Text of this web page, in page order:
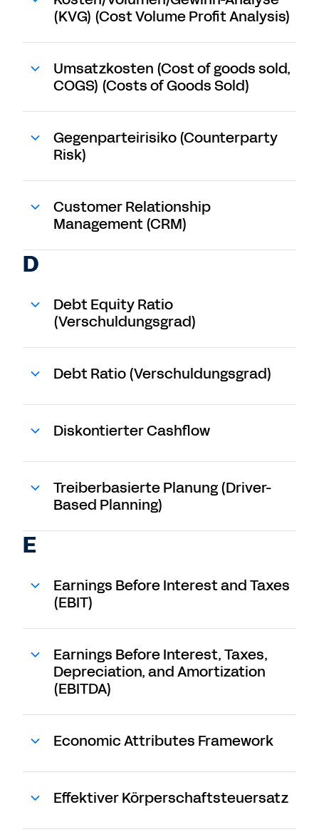
(KVG) (Cost Volume Profit Analysis)
Umsatzkosten (Cost of goods sold,
COGS) (Costs of Goods Sold)
Gegenparteirisiko (Counterparty
Risk)
Customer Relationship
Management (CRM)
D
Debt Equity Ratio
(Verschuldungsgrad)
Debt Ratio (Verschuldungsgrad)
Diskontierter Cashflow
Treiberbasierte Planung (Driver-
Based Planning)
E
Earnings Before Interest and Taxes
(EBIT)
Earnings Before Interest, Taxes,
Depreciation, and Amortization
(EBITDA)
Economic Attributes Framework
Effektiver Körperschaftsteuersatz